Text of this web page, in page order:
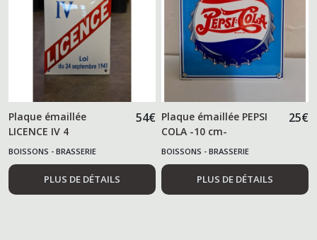
Plaque émaillée
LICENCE IV 4
54€
BOISSONS - BRASSERIE
PLUS DE DÉTAILS
Plaque émaillée PEPSI
COLA -10 cm-
25€
BOISSONS - BRASSERIE
PLUS DE DÉTAILS